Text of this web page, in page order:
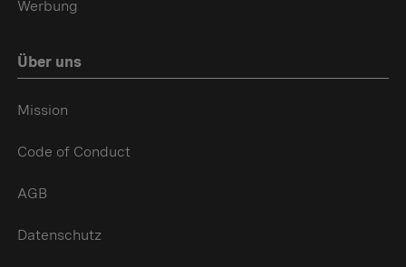
Werbung
Über uns
Mission
Code of Conduct
AGB
Datenschutz